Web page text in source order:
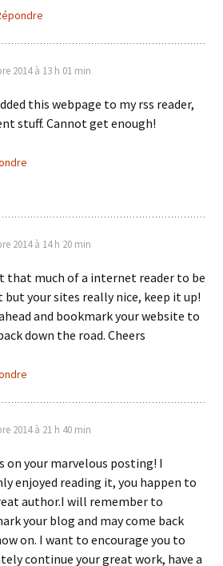
2014 à 13 h 01 min
this webpage to my rss reader,
stuff. Cannot get enough!
2014 à 14 h 20 min
that much of a internet reader to be
but your sites really nice, keep it up!
and bookmark your website to
down the road. Cheers
2014 à 21 h 40 min
on your marvelous posting! I
enjoyed reading it, you happen to
author.I will remember to
your blog and may come back
on. I want to encourage you to
continue your great work, have a